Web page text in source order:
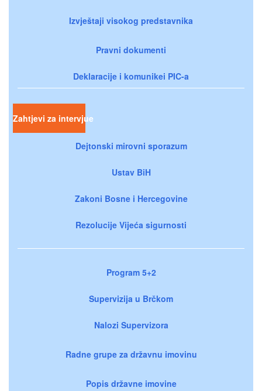
Izvještaji visokog predstavnika
Pravni dokumenti
Deklaracije i komunikei PIC-a
Zahtjevi za intervjue
Dejtonski mirovni sporazum
Ustav BiH
Zakoni Bosne i Hercegovine
Rezolucije Vijeća sigurnosti
Program 5+2
Supervizija u Brčkom
Nalozi Supervizora
Radne grupe za državnu imovinu
Popis državne imovine